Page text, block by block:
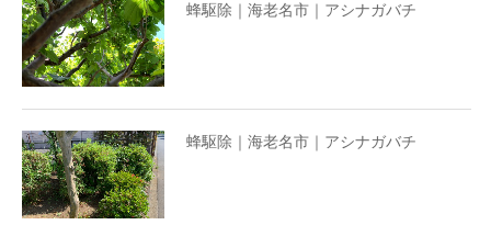
蜂駆除｜海老名市｜アシナガバチ
蜂駆除｜海老名市｜アシナガバチ